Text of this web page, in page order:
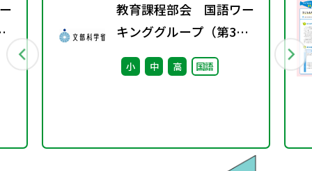
教育課程部会 国語ワー
キンググループ（第3
回） 配付資料
小 中 高 国語